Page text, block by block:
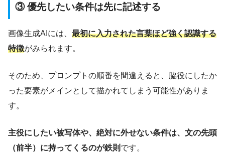
③ 優先したい条件は先に記述する
画像生成AIには、 最初に入力された言葉ほど強く認識する
特徴がみられます。
そのため、プロンプトの順番を間違えると、脇役にしたか
った要素がメインとして描かれてしまう可能性がありま
す。
主役にしたい被写体や、絶対に外せない条件は、文の先頭
（前半）に持ってくるのが鉄則 です。